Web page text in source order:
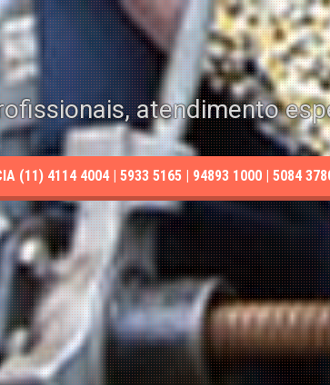
atendimento
(11) 4114 4004 | 5933 5165 | 94893 1000 | 5084